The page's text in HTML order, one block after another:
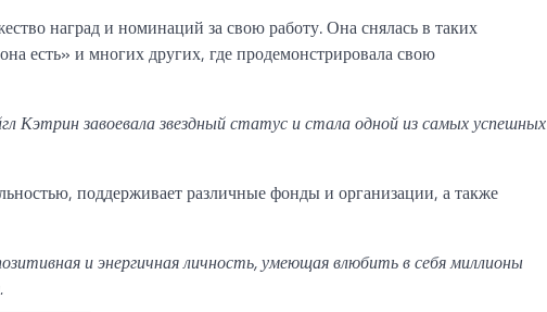
наград и номинаций за свою работу. Она снялась в таких
есть» и многих других, где продемонстрировала свою
Кэтрин завоевала звездный статус и стала одной из самых успешных
поддерживает различные фонды и организации, а также
и энергичная личность, умеющая влюбить в себя миллионы